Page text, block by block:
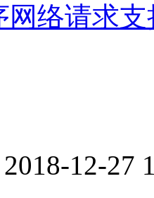
络请求
2018-12-27